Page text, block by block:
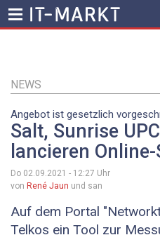
Inhalt
NEWS
Angebot ist gesetzlich
Salt, Sunrise
lancieren
Do 02.09.2021 - 12:27 Uhr
von René Jaun und san
Auf dem Portal
Telkos ein Tool zur